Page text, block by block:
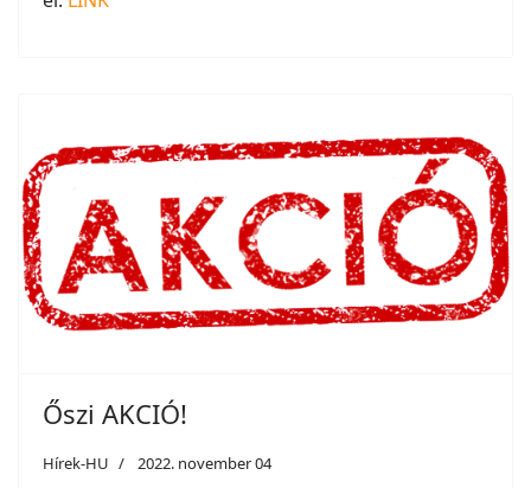
Őszi AKCIÓ!
Hírek-HU 2022. november 04